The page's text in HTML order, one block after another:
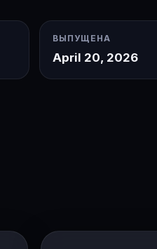
ВЫПУЩЕНА
April 20, 2026